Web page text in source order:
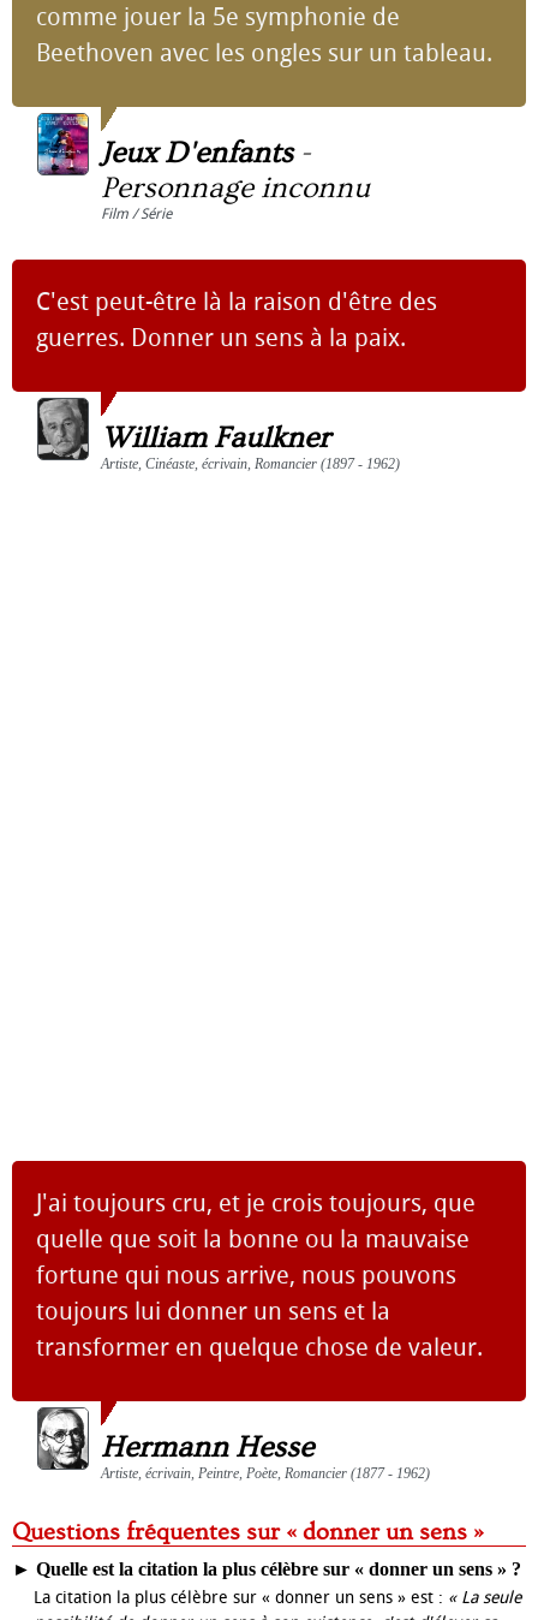
comme jouer la 5e symphonie de
Beethoven avec les ongles sur un tableau.
Jeux D'enfants-
Personnage inconnu
Film / Série
C'est peut-être là la raison d'être des
guerres. Donner un sens à la paix.
William Faulkner
Artiste, Cinéaste, écrivain, Romancier (1897 - 1962)
J'ai toujours cru, et je crois toujours, que
quelle que soit la bonne ou la mauvaise
fortune qui nous arrive, nous pouvons
toujours lui donner un sens et la
transformer en quelque chose de valeur.
Hermann Hesse
Artiste, écrivain, Peintre, Poète, Romancier (1877 - 1962)
Questions fréquentes sur « donner un sens »
► Quelle est la citation la plus célèbre sur « donner un sens » ?
La citation la plus célèbre sur « donner un sens » est : « La seule